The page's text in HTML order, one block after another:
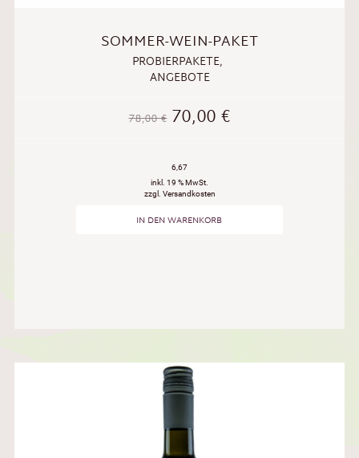
SOMMER-WEIN-PAKET
PROBIERPAKETE,
ANGEBOTE
78,00€ 70,00€
6,67
inkl. 19 % MwSt.
zzgl. Versandkosten
IN DEN WARENKORB